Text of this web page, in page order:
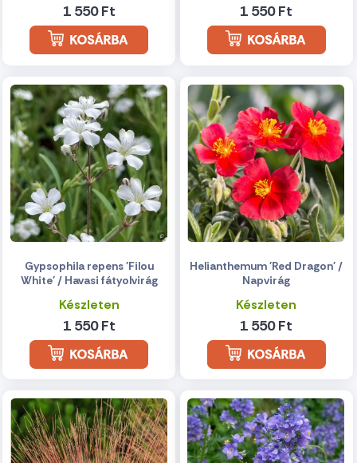
1 550 Ft 1 550 Ft
Gypsophila repens 'Filou
White' / Havasi fátyolvirág
Készleten
1 550 Ft
Helianthemum 'Red Dragon' /
Napvirág
Készleten
1 550 Ft